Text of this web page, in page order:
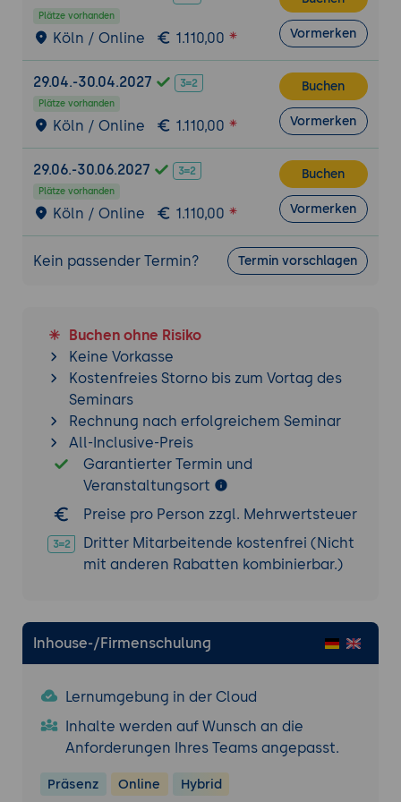
Verwaltung von Epics und User Stories zur
Strukturierung und Organisation großer
Release-Management:
Techniken zur
Verwaltung von Releases und zur
Nachverfolgung von
Projektmeilensteinen.
Teamzusammenarbeit und Kommunikation
Team-Management:
Verwaltung von
Benutzerrollen und -berechtigungen zur
Steuerung des Zugriffs auf
Projektressourcen.
einschließlich Kommentarfunktionen und
Integrationen mit Chat-Tools wie Slack.
Reporting und Analyse
Projektberichte: Erstellung und Nutzung
von Berichten zur Überwachung des
Projektfortschritts und zur Unterstützung
der Entscheidungsfindung.
Leistungsanalyse:
Analysewerkzeugen zur Bewertung der
Teamleistung und zur Identifikation von
Verbesserungspotenzialen.
Tool-Integrationen:Integration von Taiga
mit anderen Tools wie GitHub, GitLab und
Effizienz.
Integration mit benutzerdefinierten
Anwendungen.
Plätze vorhanden
Köln / Online 1.110,00 Vormerken
29.04.-30.04.2027
Plätze vorhanden
Köln / Online 1.110,00
Buchen
Vormerken
29.06.-30.06.2027
Plätze vorhanden
Köln / Online 1.110,00
Buchen
Vormerken
Kein passender Termin? Termin vorschlagen
Buchen ohne Risiko
Keine Vorkasse
Kostenfreies Storno bis zum Vortag des
Seminars
Rechnung nach erfolgreichem Seminar
All-Inclusive-Preis
Garantierter Termin und
Veranstaltungsort
Preise pro Person zzgl. Mehrwertsteuer
Dritter Mitarbeitende kostenfrei (Nicht
mit anderen Rabatten kombinierbar.)
Inhouse-/Firmenschulung
Lernumgebung in der Cloud
Inhalte werden auf Wunsch an die
Anforderungen Ihres Teams angepasst.
Präsenz Online Hybrid